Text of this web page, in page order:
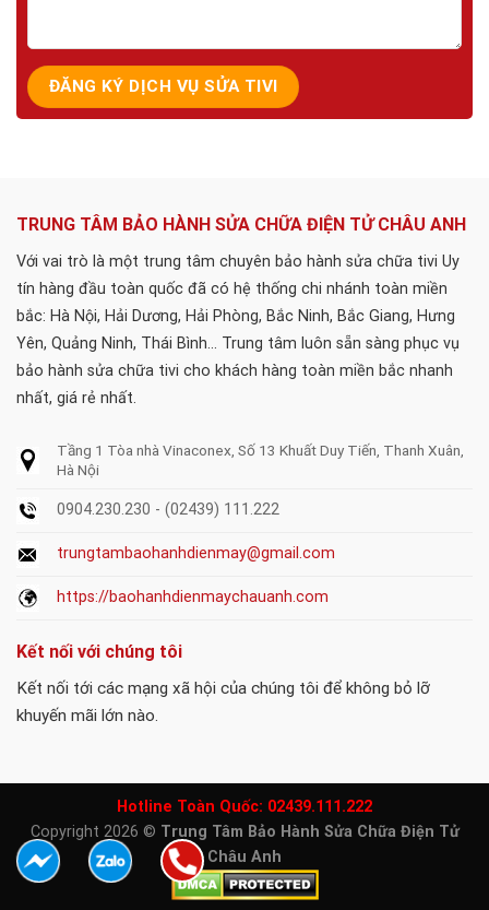
TRUNG TÂM BẢO HÀNH SỬA CHỮA ĐIỆN TỬ CHÂU ANH
Với vai trò là một trung tâm chuyên bảo hành sửa chữa tivi Uy
tín hàng đầu toàn quốc đã có hệ thống chi nhánh toàn miền
bắc: Hà Nội, Hải Dương, Hải Phòng, Bắc Ninh, Bắc Giang, Hưng
Yên, Quảng Ninh, Thái Bình... Trung tâm luôn sẵn sàng phục vụ
bảo hành sửa chữa tivi cho khách hàng toàn miền bắc nhanh
nhất, giá rẻ nhất.
Tầng 1 Tòa nhà Vinaconex, Số 13 Khuất Duy Tiến, Thanh Xuân,
Hà Nội
0904.230.230 - (02439) 111.222
trungtambaohanhdienmay@gmail.com
https://baohanhdienmaychauanh.com
Kết nối với chúng tôi
Kết nối tới các mạng xã hội của chúng tôi để không bỏ lỡ
khuyến mãi lớn nào.
Hotline Toàn Quốc: 02439.111.222
Copyright 2026 © Trung Tâm Bảo Hành Sửa Chữa Điện Tử
Châu Anh